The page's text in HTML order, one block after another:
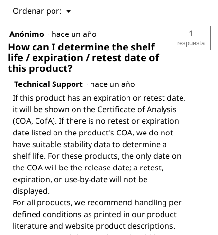
Ordenar por: ▼
Menú
Anónimo · hace un año
How can I determine the shelf
life / expiration / retest date of
this product?
1
respuesta
Technical Support · hace un año
If this product has an expiration or retest date,
it will be shown on the Certificate of Analysis
(COA, CofA). If there is no retest or expiration
date listed on the product's COA, we do not
have suitable stability data to determine a
shelf life. For these products, the only date on
the COA will be the release date; a retest,
expiration, or use-by-date will not be
displayed.
For all products, we recommend handling per
defined conditions as printed in our product
literature and website product descriptions.